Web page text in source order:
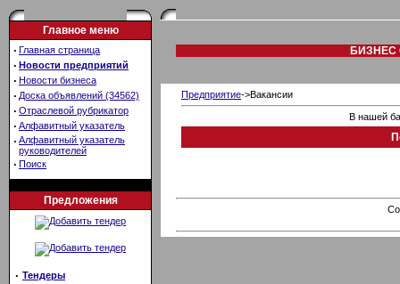
Главное меню
· Главная страница
· Новости предприятий
· Новости бизнеса
· Доска объявлений (34562)
· Отраслевой рубрикатор
· Алфавитный указатель
· Алфавитный указатель
руководителей
· Поиск
Предложения
· Тендеры
БИЗНЕС
Предприятие->Вакансии
В нашей